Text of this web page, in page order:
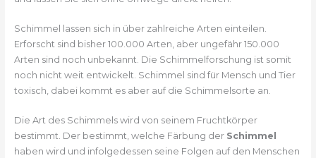
Schimmel lassen sich in über zahlreiche Arten einteilen.
Erforscht sind bisher 100.000 Arten, aber ungefähr 150.000
Arten sind noch unbekannt. Die Schimmelforschung ist somit
noch nicht weit entwickelt. Schimmel sind für Mensch und Tier
toxisch, dabei kommt es aber auf die Schimmelsorte an.
Die Art des Schimmels wird von seinem Fruchtkörper
bestimmt. Der bestimmt, welche Färbung der Schimmel
haben wird und infolgedessen seine Folgen auf den Menschen